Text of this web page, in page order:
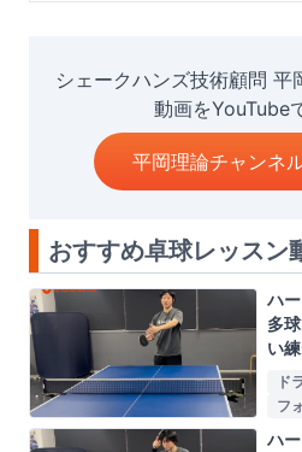
シェークハンズ技術顧問 平
動画をYouTube
平岡理論チャンネ
おすすめ卓球レッスン
ハ
多
い
ド
フ
ハ